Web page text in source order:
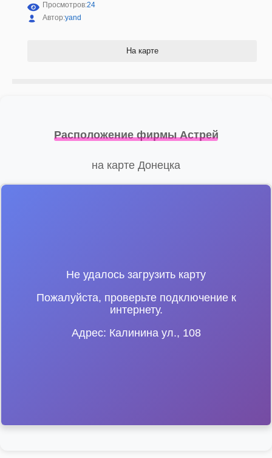
Просмотров:24
Автор:yand
На карте
Расположение фирмы Астрей
на карте Донецка
Не удалось загрузить карту
Пожалуйста, проверьте подключение к
интернету.
Адрес: Калинина ул., 108